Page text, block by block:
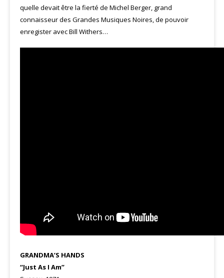
quelle devait être la fierté de Michel Berger, grand
connaisseur des Grandes Musiques Noires, de pouvoir
enregister avec Bill Withers…
GRANDMA’S HANDS
“Just As I Am”